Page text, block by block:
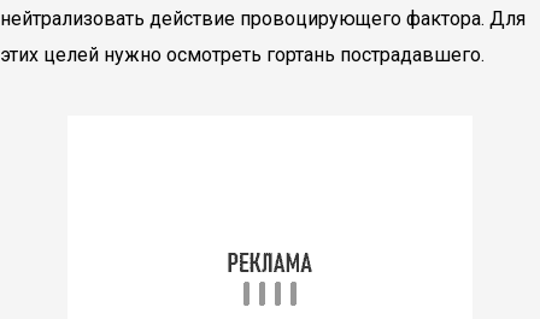
нейтрализовать действие провоцирующего фактора. Для
этих целей нужно осмотреть гортань пострадавшего.